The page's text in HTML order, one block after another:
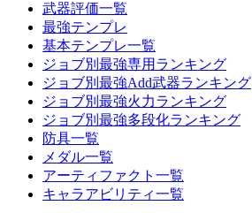
武器評価一覧
最強テンプレ
基本テンプレ一覧
ジョブ別最強専用ランキング
ジョブ別最強Add武器ランキング
ジョブ別最強火力ランキング
ジョブ別最強多段化ランキング
防具一覧
メダル一覧
アーティファクト一覧
キャラアビリティ一覧